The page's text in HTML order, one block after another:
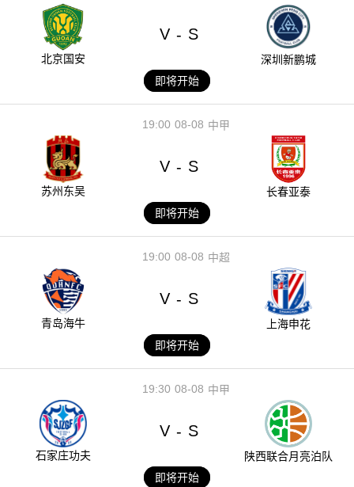
北京国安
V - S
深圳新鹏城
即将开始
08-08
19:00 中甲
苏州东吴
V - S
长春亚泰
即将开始
08-08
19:00 中超
青岛海牛
V - S
上海申花
即将开始
08-08
19:30 中甲
石家庄功夫
V - S
陕西联合月亮泊队
即将开始